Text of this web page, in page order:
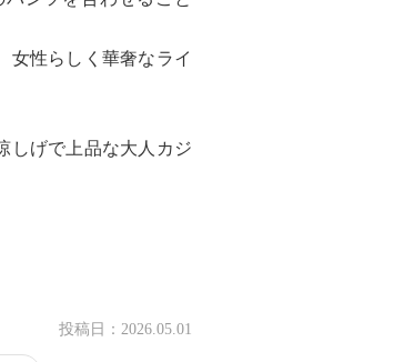
女性らしく華奢なライ
しげで上品な大人カジ
投稿日： 2026.05.01